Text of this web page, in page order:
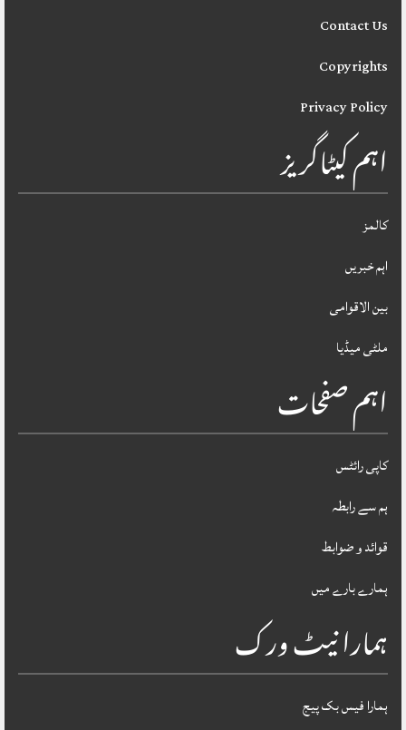
Contact Us
Copyrights
Privacy Policy
اہم کیٹاگریز
کالمز
اہم خبریں
بین الاقوامی
ملٹی میڈیا
اہم صفحات
کاپی رائٹس
ہم سے رابطہ
قوائد و ضوابط
ہمارے بارے میں
ہمارا نیٹ ورک
ہمارا فیس بک پیج